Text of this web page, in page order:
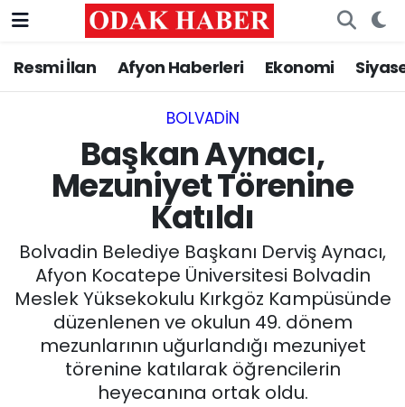
Resmi İlan Afyon Haberleri Ekonomi
BOLVADIN
Başkan Aynacı,
Mezuniyet Törenine
Katıldı
Bolvadin Belediye Başkanı Derviş Aynacı,
Afyon Kocatepe Üniversitesi Bolvadin
Meslek Yüksekokulu Kırkgöz Kampüsünde
düzenlenen ve okulun 49. dönem
mezunlarının uğurlandığı mezuniyet
törenine katılarak öğrencilerin
heyecanına ortak oldu.
AFYONKARAHİSAR HABERLERİ
ASAYİŞ
SİYASET
EĞİTİM
MAGAZİN
SAĞLIK
Nöbetçi Eczaneler
Trafik Durumu
Süper Lig Puan Durumu ve Fikstür
Tüm Manşetler
Son Dakika Haberleri
Haber Arşivi